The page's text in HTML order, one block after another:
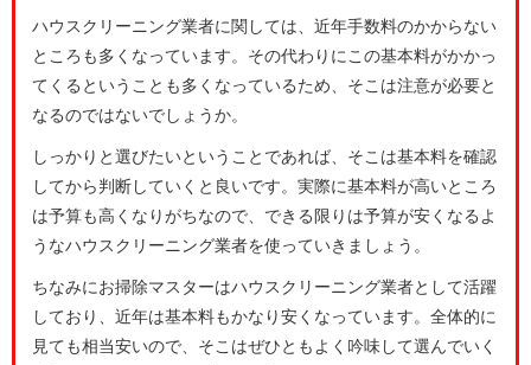
ハウスクリーニング業者に関しては、近年手数料のかからない
ところも多くなっています。その代わりにこの基本料がかかっ
てくるということも多くなっているため、そこは注意が必要と
なるのではないでしょうか。
しっかりと選びたいということであれば、そこは基本料を確認
してから判断していくと良いです。実際に基本料が高いところ
は予算も高くなりがちなので、できる限りは予算が安くなるよ
うなハウスクリーニング業者を使っていきましょう。
ちなみにお掃除マスターはハウスクリーニング業者として活躍
しており、近年は基本料もかなり安くなっています。全体的に
見ても相当安いので、そこはぜひともよく吟味して選んでいく